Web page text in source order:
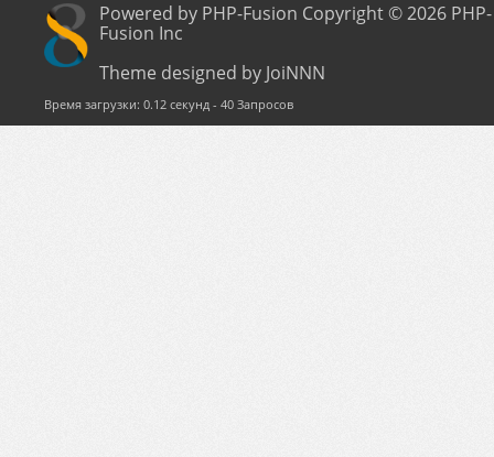
Powered by PHP-Fusion Copyright © 2026 PHP-
Fusion Inc
Theme designed by JoiNNN
Время загрузки: 0.12 секунд - 40 Запросов